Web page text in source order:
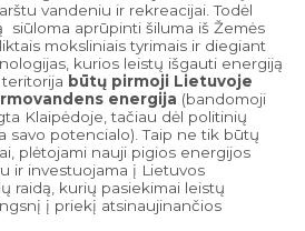
vandeniu ir rekreacijai. Todėl
siūloma aprūpinti šiluma iš Žemės
moksliniais tyrimais ir diegiant
kurios leistų išgauti energiją
būtų pirmoji Lietuvoje
energija (bandomoji
Klaipėdoje, tačiau dėl politinių
savo potencialo). Taip ne tik būtų
plėtojami nauji pigios energijos
ir investuojama į Lietuvos
raidą, kurių pasiekimai leistų
į priekį atsinaujinančios